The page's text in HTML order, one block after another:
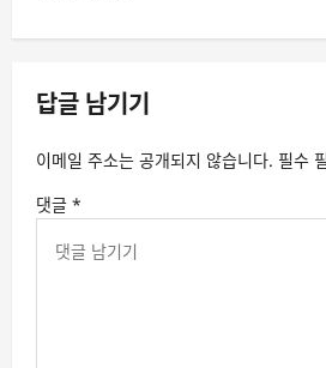
답글 남기기
이메일 주소는 공개되지 않습니다. 필수
댓글 *